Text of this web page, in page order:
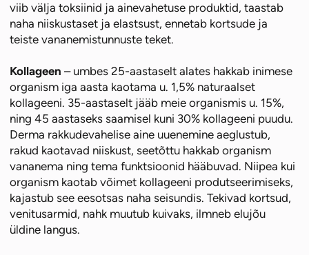
viib välja toksiinid ja ainevahetuse produktid, taastab
naha niiskustaset ja elastsust, ennetab kortsude ja
teiste vananemistunnuste teket.
Kollageen – umbes 25-aastaselt alates hakkab inimese
organism iga aasta kaotama u. 1,5% naturaalset
kollageeni. 35-aastaselt jääb meie organismis u. 15%,
ning 45 aastaseks saamisel kuni 30% kollageeni puudu.
Derma rakkudevahelise aine uuenemine aeglustub,
rakud kaotavad niiskust, seetõttu hakkab organism
vananema ning tema funktsioonid hääbuvad. Niipea kui
organism kaotab võimet kollageeni produtseerimiseks,
kajastub see eesotsas naha seisundis. Tekivad kortsud,
venitusarmid, nahk muutub kuivaks, ilmneb elujõu
üldine langus.